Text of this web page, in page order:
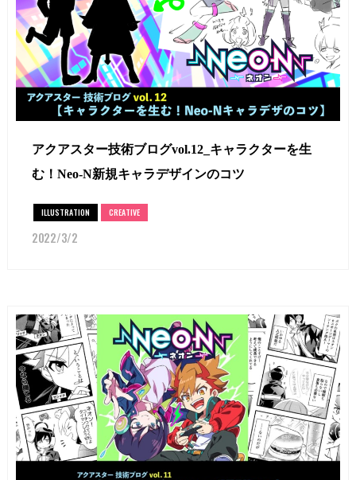
アクアスター技術ブログvol.12_キャラクターを生
む！Neo-N新規キャラデザインのコツ
ILLUSTRATION CREATIVE
2022/3/2